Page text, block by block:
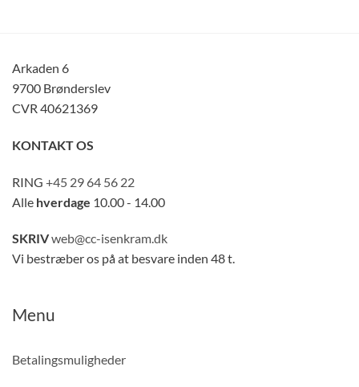
Arkaden 6
9700 Brønderslev
CVR 40621369
KONTAKT OS
RING +45 29 64 56 22
Alle hverdage 10.00 - 14.00
SKRIVweb@cc-isenkram.dk
Vi bestræber os på at besvare inden 48 t.
Menu
Betalingsmuligheder